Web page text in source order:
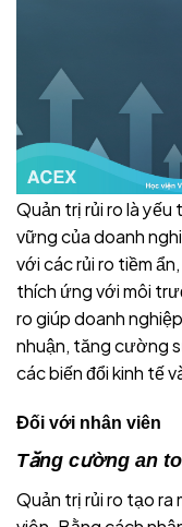
Quản trị rủi ro là yếu
vững của doanh
với các rủi ro tiềm
thích ứng với môi
ro giúp doanh
nhuận, tăng cường
các biến đổi kinh tế
Đối với nhân viên
Tăng cường an
Quản trị rủi ro tạo ra